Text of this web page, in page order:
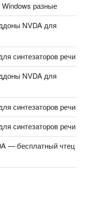
разные
NVDA для
синтезаторов речи
NVDA для
синтезаторов речи
синтезаторов речи
— бесплатный чтец